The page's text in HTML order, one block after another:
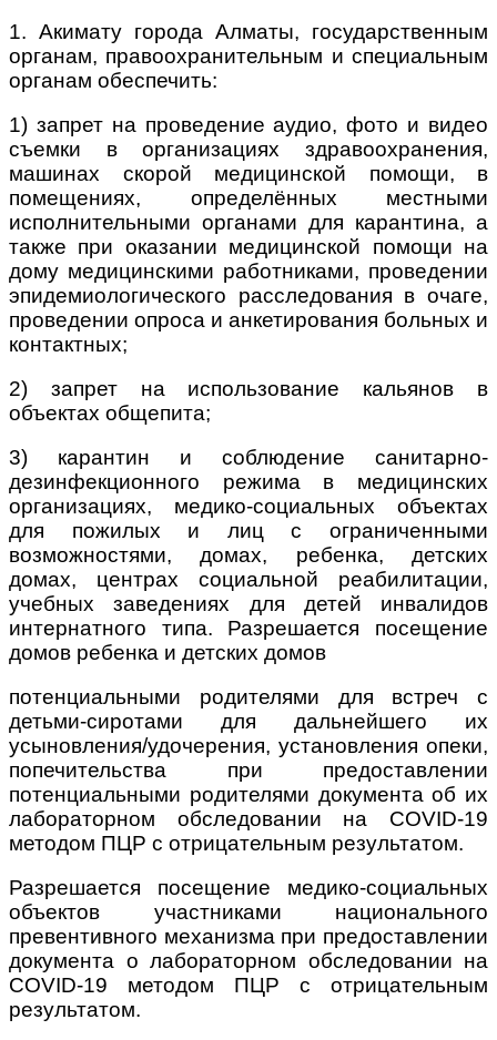
1. Акимату города Алматы, государственным
органам, правоохранительным и специальным
органам обеспечить:
1) запрет на проведение аудио, фото и видео
съемки в организациях здравоохранения,
машинах скорой медицинской помощи, в
помещениях, определённых местными
исполнительными органами для карантина, а
также при оказании медицинской помощи на
дому медицинскими работниками, проведении
эпидемиологического расследования в очаге,
проведении опроса и анкетирования больных и
контактных;
2) запрет на использование кальянов в
объектах общепита;
3) карантин и соблюдение санитарно-
дезинфекционного режима в медицинских
организациях, медико-социальных объектах
для пожилых и лиц с ограниченными
возможностями, домах, ребенка, детских
домах, центрах социальной реабилитации,
учебных заведениях для детей инвалидов
интернатного типа. Разрешается посещение
домов ребенка и детских домов
потенциальными родителями для встреч с
детьми-сиротами для дальнейшего их
усыновления/удочерения, установления опеки,
попечительства при предоставлении
потенциальными родителями документа об их
лабораторном обследовании на COVID-19
методом ПЦР с отрицательным результатом.
Разрешается посещение медико-социальных
объектов участниками национального
превентивного механизма при предоставлении
документа о лабораторном обследовании на
COVID-19 методом ПЦР с отрицательным
результатом.